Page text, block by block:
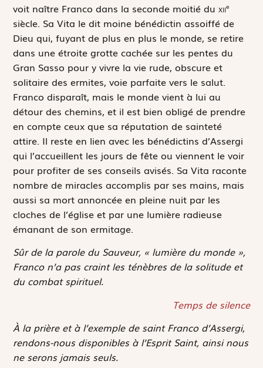
voit naître Franco dans la seconde moitié duxiie
siècle. SaVita le dit moine bénédictin assoiffé de
Dieu qui, fuyant de plus en plus le monde, se retire
dans une étroite grotte cachée sur les pentes du
Gran Sasso pour y vivre la vie rude, obscure et
solitaire des ermites, voie parfaite vers le salut.
Franco disparaît, mais le monde vient à lui au
détour des chemins, et il est bien obligé de prendre
en compte ceux que sa réputation de sainteté
attire. Il reste en lien avec les bénédictins d’Assergi
qui l’accueillent les jours de fête ou viennent le voir
pour profiter de ses conseils avisés. SaVita raconte
nombre de miracles accomplis par ses mains, mais
aussi sa mort annoncée en pleine nuit par les
cloches de l’église et par une lumière radieuse
émanant de son ermitage.
Sûr de la parole du Sauveur, « lumière du monde »,
Franco n’a pas craint les ténèbres de la solitude et
du combat spirituel.
Temps de silence
À la prière et à l’exemple de saint Franco d’Assergi,
rendons-nous disponibles à l’Esprit Saint, ainsi nous
ne serons jamais seuls.